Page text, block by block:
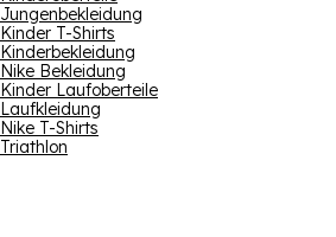
Jungenbekleidung
Kinder T-Shirts
Kinderbekleidung
Nike Bekleidung
Kinder Laufoberteile
Laufkleidung
Nike T-Shirts
Triathlon